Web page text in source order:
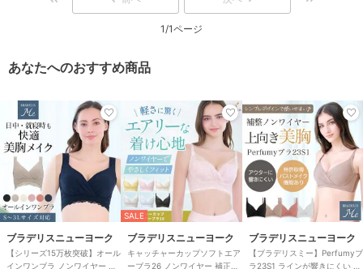
1/1ページ
あなたへのおすすめ商品
ブラデリスニューヨーク
【シリーズ15万枚突破】オール
インワンブラ ノンワイヤー 補
SALE
ブラデリスニューヨーク
キャッチャーカップソフトエア
ーブラ26 ノンワイヤー 補正下
ブラデリスニューヨーク
【ブラデリスミー】Perfumyブ
ラ23S1 ラインが響きにくい ノ